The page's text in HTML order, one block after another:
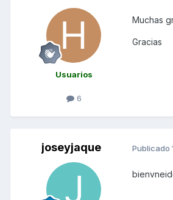
Usuarios
6
Muchas
Gracias
joseyjaque Publicado